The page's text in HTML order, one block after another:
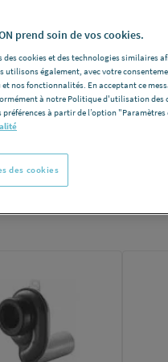
l'écoulement de l'eau
assurant l'évacuation de
depuis 1855, a ainsi
Grohe, Hansgrohe, Nicoll
prend soin de vos cookies.
des cookies et des technologies similaires
utilisons également, avec votre
nos fonctionnalités. En acceptant ce
à notre Politique d'utilisation des
à partir de l’option "Paramètres
des cookies